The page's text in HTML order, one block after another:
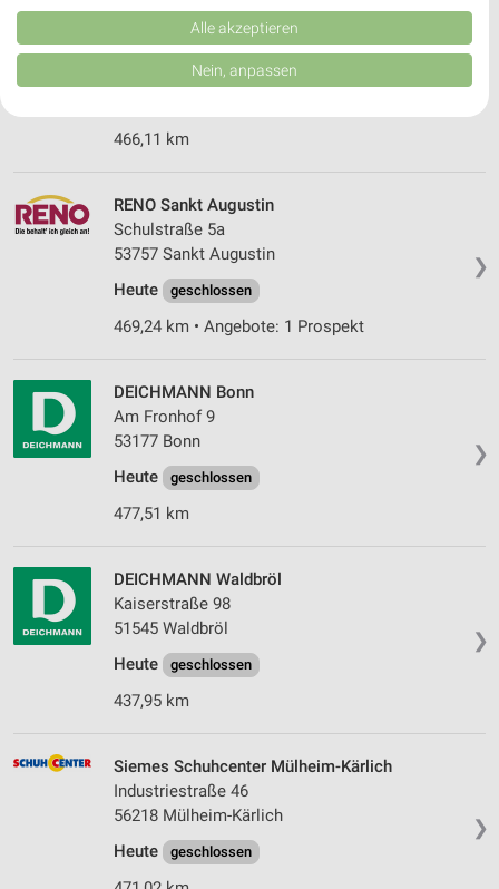
❯
DEICHMANN Bendorf
Hauptstraße 133
56170 Bendorf
466,11 km
❯
RENO Sankt Augustin
Schulstraße 5a
53757 Sankt Augustin
Heute
geschlossen
469,24 km • Angebote: 1 Prospekt
❯
DEICHMANN Bonn
Am Fronhof 9
53177 Bonn
Heute
geschlossen
477,51 km
❯
DEICHMANN Waldbröl
Kaiserstraße 98
51545 Waldbröl
Heute
geschlossen
437,95 km
❯
Siemes Schuhcenter Mülheim-Kärlich
Industriestraße 46
56218 Mülheim-Kärlich
Heute
geschlossen
Kombinationen von Daten aus verschiedenen Quellen. Entwicklung und
Verbesserung der Angebote. Verwendung reduzierter Daten zur Auswahl
von Inhalten.
Daten können außerhalb der Europäischen Union weitergegeben und in die
USA gesendet werden.
Website/App.
Partnerliste anzeigen (1 IAB-Anbieter)
IAB-Verarbeitungszwecke:
Speichern von oder Zugriff auf Informationen
auf einem Endgerät
Verwendung reduzierter Daten zur Auswahl von
Werbeanzeigen
Werbung
Verwendung von Profilen zur Auswahl
personalisierter Werbung
von Inhalten
Verwendung von Profilen zur Auswahl
personalisierter Inhalte
Messung der Werbeleistung
Messung der Performance von Inhalten
Quellen
Entwicklung und Verbesserung der Angebote
Verwendung reduzierter Daten zur Auswahl von
Alle akzeptieren
Nein, anpassen